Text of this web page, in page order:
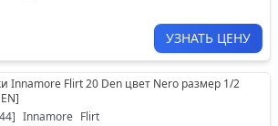
УЗНАТЬ ЦЕНУ
Innamore Flirt 20 Den цвет Nero размер 1/2
]
] Innamore Flirt